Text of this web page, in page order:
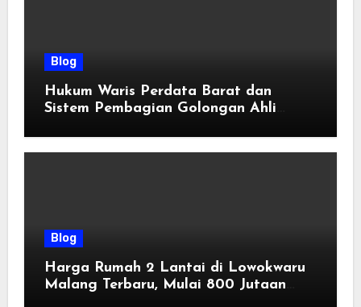
Blog
Hukum Waris Perdata Barat dan
Sistem Pembagian Golongan Ahli
Blog
Harga Rumah 2 Lantai di Lowokwaru
Malang Terbaru, Mulai 800 Jutaan